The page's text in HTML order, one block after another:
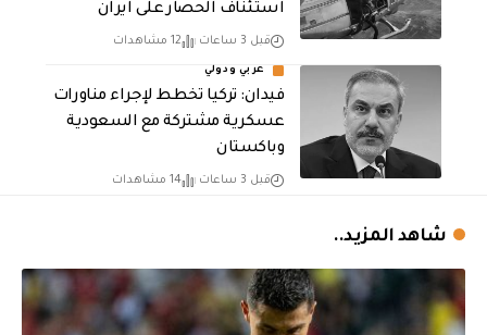
استئناف الحصار على ايران
قبل 3 ساعات 12 مشاهدات
عربي ودولي
فيدان: تركيا تخطط لإجراء مناورات
عسكرية مشتركة مع السعودية
وباكستان
قبل 3 ساعات 14 مشاهدات
شاهد المزيد..